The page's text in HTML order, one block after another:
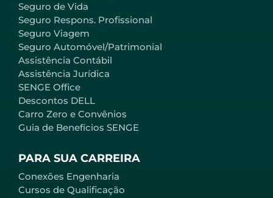
Seguro de Vida
Seguro Respons. Profissional
Seguro Viagem
Seguro Automóvel/Patrimonial
Assistência Contábil
Assistência Jurídica
SENGE Office
Descontos DELL
Carro Zero e Convênios
Guia de Benefícios SENGE
PARA SUA CARREIRA
Conexões Engenharia
Cursos de Qualificação